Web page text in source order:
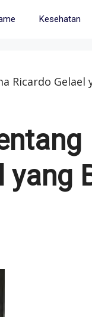
Kesehatan
Ricardo Gelael
yang